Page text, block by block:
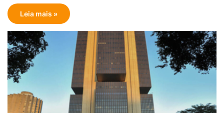
Leia mais »